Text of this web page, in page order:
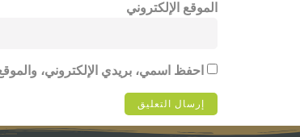
الموقع الإلكتروني
احفظ اسمي، بريدي الإلكتروني،